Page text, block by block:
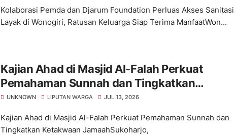
Kolaborasi Pemda dan Djarum Foundation Perluas Akses Sanitasi
Layak di Wonogiri, Ratusan Keluarga Siap Terima ManfaatWon...
Kajian Ahad di Masjid Al-Falah Perkuat
Pemahaman Sunnah dan Tingkatkan
Ketakwaan Jamaah
UNKNOWN LIPUTAN WARGA JUL 13, 2026
Kajian Ahad di Masjid Al-Falah Perkuat Pemahaman Sunnah dan
Tingkatkan Ketakwaan JamaahSukoharjo,